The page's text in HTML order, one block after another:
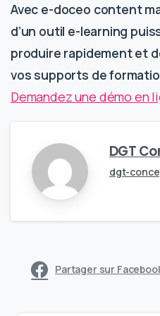
Avec e-doceo content
d’un outil e-learning
produire rapidement et
vos supports de
Demandez une démo en
DGT
dgt-
Partager sur